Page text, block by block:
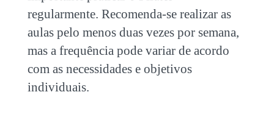
regularmente. Recomenda-se realizar as
aulas pelo menos duas vezes por semana,
mas a frequência pode variar de acordo
com as necessidades e objetivos
individuais.